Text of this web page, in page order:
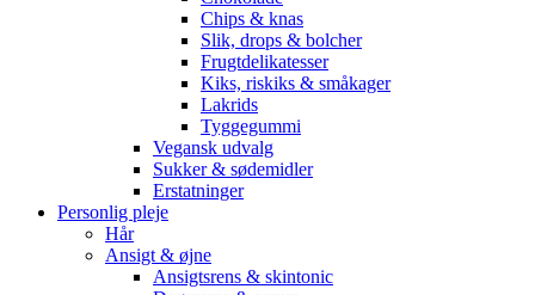
Chips & knas
Slik, drops & bolcher
Frugtdelikatesser
Kiks, riskiks & småkager
Lakrids
Tyggegummi
Vegansk udvalg
Sukker & sødemidler
Erstatninger
Personlig pleje
Hår
Ansigt & øjne
Ansigtsrens & skintonic